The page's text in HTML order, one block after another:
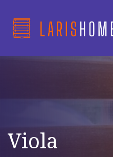
Viola